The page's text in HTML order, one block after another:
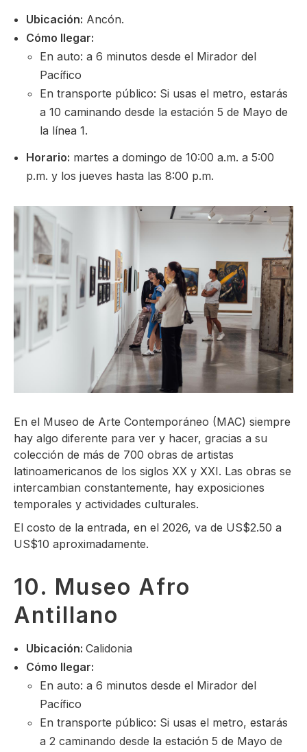
Ubicación: Ancón.
Cómo llegar:
En auto: a 6 minutos desde el Mirador del
Pacífico
En transporte público: Si usas el metro, estarás
a 10 caminando desde la estación 5 de Mayo de
la línea 1.
Horario: martes a domingo de 10:00 a.m. a 5:00
p.m. y los jueves hasta las 8:00 p.m.
En el Museo de Arte Contemporáneo (MAC) siempre
hay algo diferente para ver y hacer, gracias a su
colección de más de 700 obras de artistas
latinoamericanos de los siglos XX y XXI. Las obras se
intercambian constantemente, hay exposiciones
temporales y actividades culturales.
El costo de la entrada, en el 2026, va de US$2.50 a
US$10 aproximadamente.
10. Museo Afro
Antillano
Ubicación: Calidonia
Cómo llegar:
En auto: a 6 minutos desde el Mirador del
Pacífico
En transporte público: Si usas el metro, estarás
a 2 caminando desde la estación 5 de Mayo de